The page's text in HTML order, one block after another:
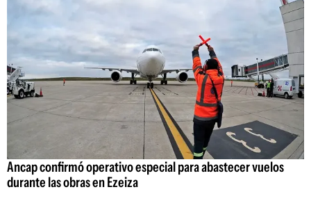
Ancap confirmó operativo especial para abastecer vuelos
durante las obras en Ezeiza